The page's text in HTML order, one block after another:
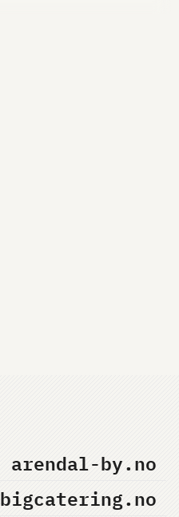
arendal-by.no
bigcatering.no